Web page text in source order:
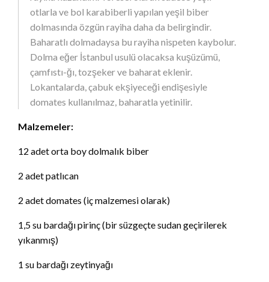
otlarla ve bol karabiberli yapılan yeşil biber
dolmasında özgün rayiha daha da belirgindir.
Baharatlı dolmadaysa bu rayiha nispeten kaybolur.
Dolma eğer İstanbul usulü olacaksa kuşüzümü,
çamfıstı-ğı, tozşeker ve baharat eklenir.
Lokantalarda, çabuk ekşiyeceği endişesiyle
domates kullanılmaz, baharatla yetinilir.
Malzemeler:
12 adet orta boy dolmalık biber
2 adet patlıcan
2 adet domates (iç malzemesi olarak)
1,5 su bardağı pirinç (bir süzgeçte sudan geçirilerek
yıkanmış)
1 su bardağı zeytinyağı